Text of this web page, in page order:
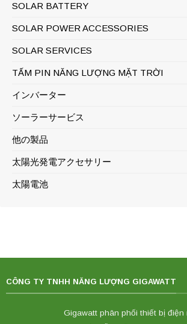
SOLAR BATTERY
SOLAR POWER ACCESSORIES
SOLAR SERVICES
TẤM PIN NĂNG LƯỢNG MẶT TRỜI
インバーター
ソーラーサービス
他の製品
太陽光発電アクセサリー
太陽電池
CÔNG TY TNHH NĂNG LƯỢNG GIGAWATT
Gigawatt phân phối thiết bị